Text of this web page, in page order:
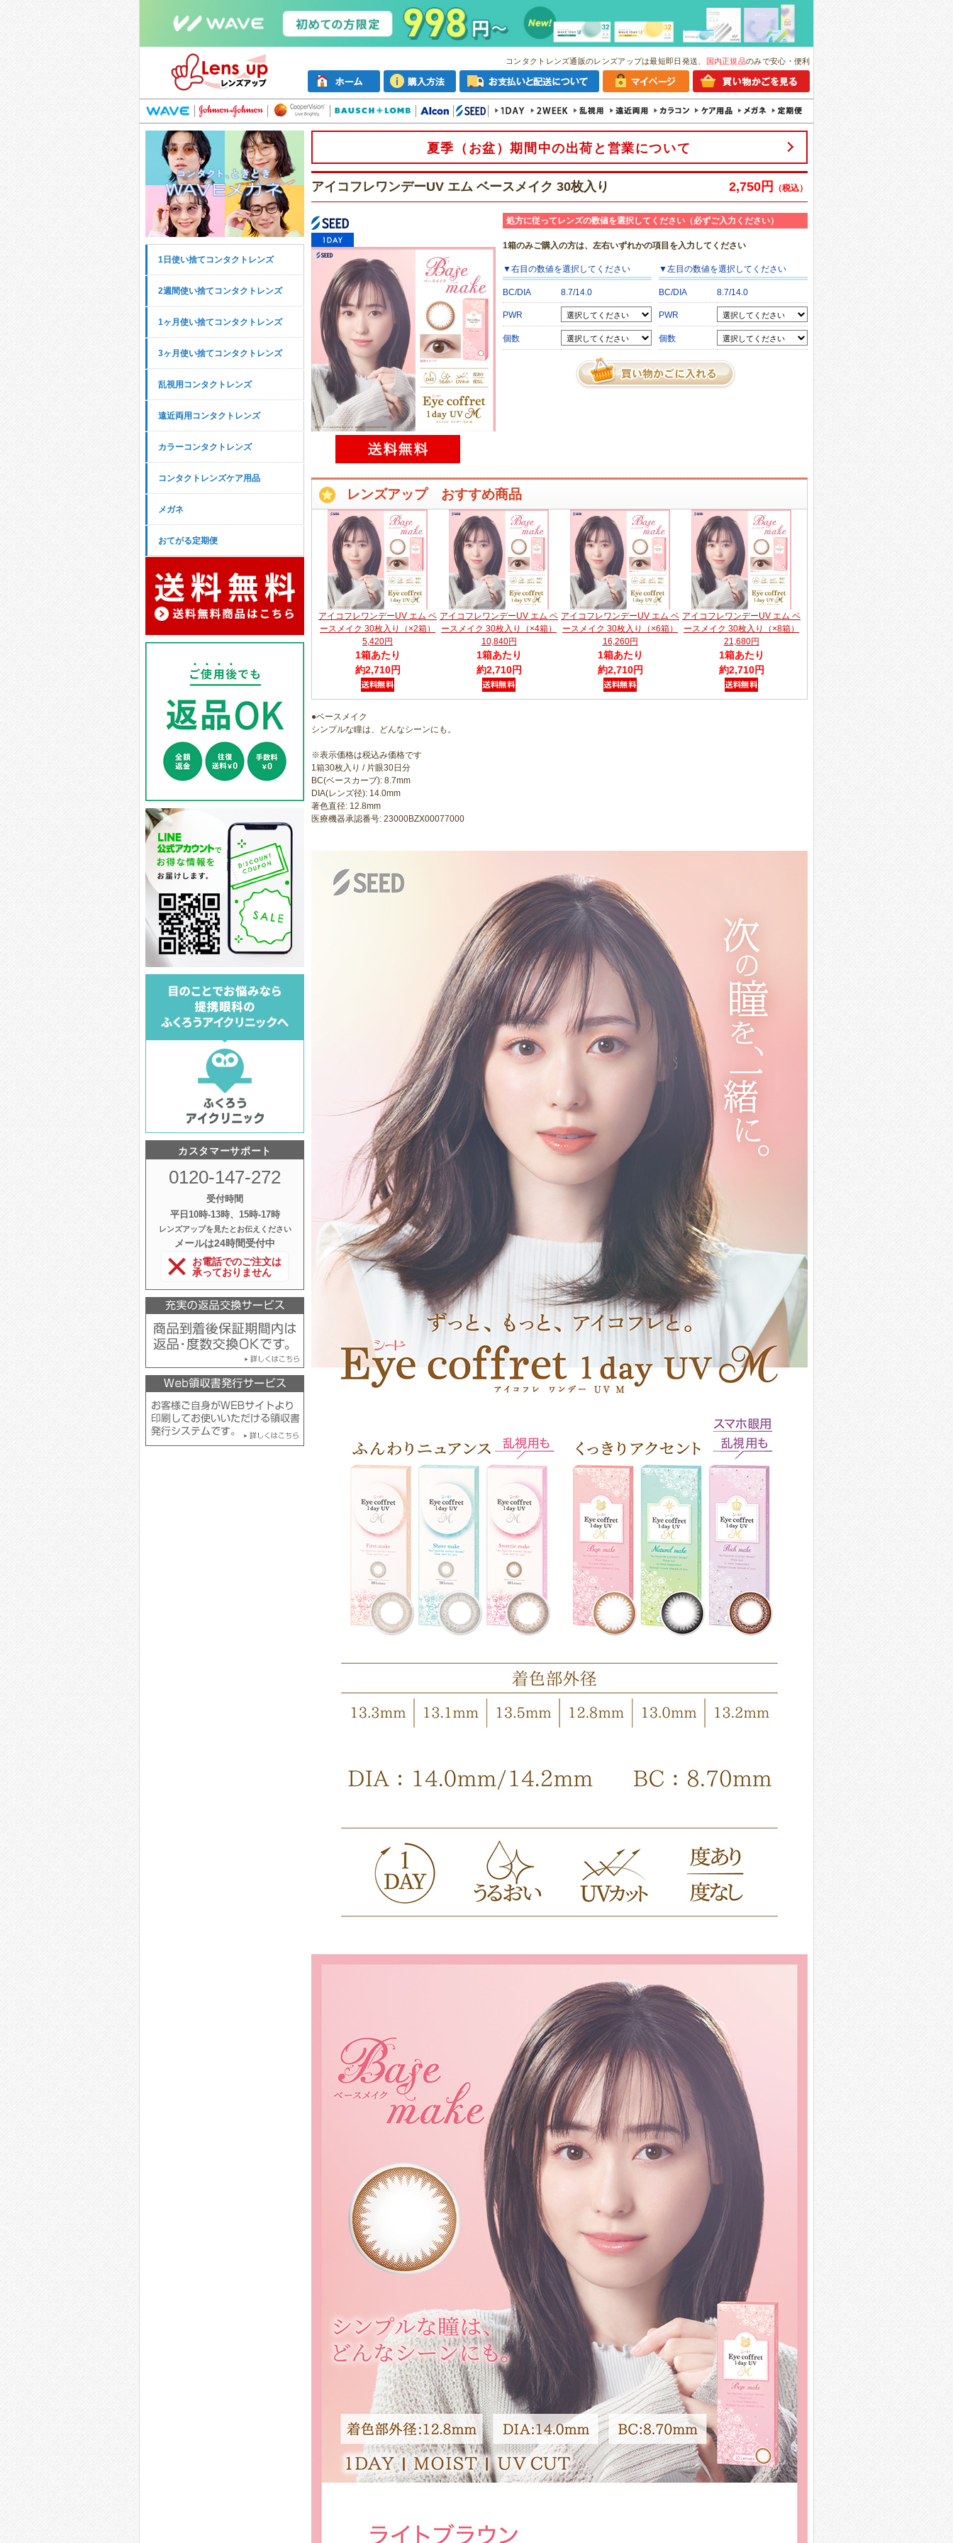
コンタクトレンズ通販のレンズアップは最短即日発送、 国内正規品のみで安心・便利
1日使い捨てコンタクトレンズ
2週間使い捨てコンタクトレンズ
1ヶ月使い捨てコンタクトレンズ
3ヶ月使い捨てコンタクトレンズ
乱視用コンタクトレンズ
遠近両用コンタクトレンズ
カラーコンタクトレンズ
コンタクトレンズケア用品
メガネ
おてがる定期便
カスタマーサポート
0120-147-272
受付時間
平日10時‐13時、15時‐17時
レンズアップを見たとお伝えください
メールは24時間受付中
お電話でのご注文は
承っておりません
夏季（お盆）期間中の出荷と営業について
アイコフレワンデーUV エム ベースメイク 30枚入り 2,750円 （税込）
処方に従ってレンズの数値を選択してください（必ずご入力ください）
1箱のみご購入の方は、左右いずれかの項目を入力してください
▼右目の数値を選択してください
BC/DIA 8.7/14.0
PWR
個数
▼左目の数値を選択してください
BC/DIA 8.7/14.0
PWR
個数
レンズアップ おすすめ商品
アイコフレワンデーUV エム ベ
ースメイク 30枚入り（×2箱）
5,420円
1箱あたり
約2,710円
アイコフレワンデーUV エム ベ
ースメイク 30枚入り（×4箱）
10,840円
1箱あたり
約2,710円
アイコフレワンデーUV エム ベ
ースメイク 30枚入り（×6箱）
16,260円
1箱あたり
約2,710円
アイコフレワンデーUV エム ベ
ースメイク 30枚入り（×8箱）
21,680円
1箱あたり
約2,710円
●ベースメイク
シンプルな瞳は、どんなシーンにも。
※表示価格は税込み価格です
1箱30枚入り / 片眼30日分
BC(ベースカーブ): 8.7mm
DIA(レンズ径): 14.0mm
著色直径: 12.8mm
医療機器承認番号: 23000BZX00077000